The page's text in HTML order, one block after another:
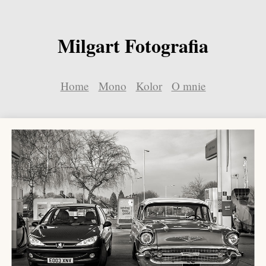
Milgart Fotografia
Home Mono Kolor O mnie